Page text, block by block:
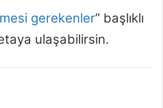
gerekenler” başlıklı
ulaşabilirsin.